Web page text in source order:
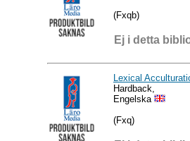
(Fxqb)
Ej i detta
Lexical
Hardback,
Engelska
(Fxq)